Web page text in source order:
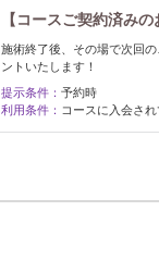
【コースご契約済み
施術終了後、その場で次回
ントいたします！
提示条件： 予約時
利用条件： コースに入会さ